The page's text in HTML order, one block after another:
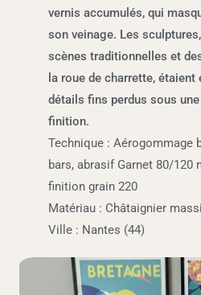
vernis accumulés, qui
son veinage. Les
scènes traditionnelles et
la roue de charrette, étaient
détails fins perdus sous
finition.
Technique : Aérogommage
bars, abrasif Garnet 80/120
finition grain 220
Matériau : Châtaignier
Ville : Nantes (44)